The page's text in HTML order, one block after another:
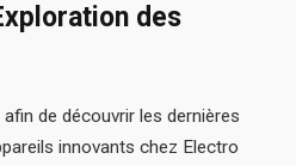
des
de découvrir les dernières
innovants chez Electro